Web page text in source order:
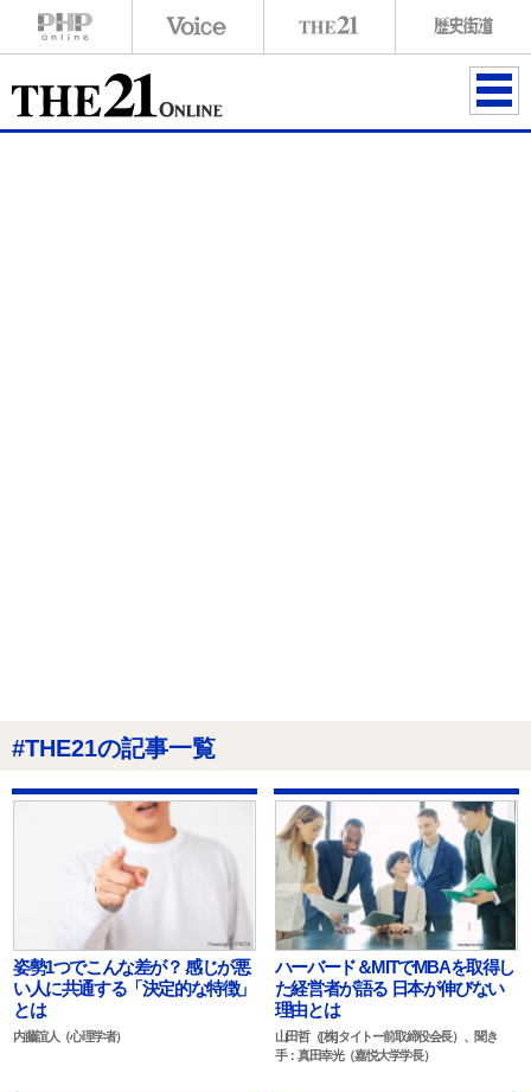
#THE21の記事一覧
姿勢1つでこんな差が？ 感じが悪
い人に共通する「決定的な特徴」
とは
内藤誼人（心理学者）
ハーバード＆MITでMBAを取得し
た経営者が語る 日本が伸びない
理由とは
山田哲（[株]タイトー前取締役会長）、聞き
手：真田幸光（嘉悦大学学長）